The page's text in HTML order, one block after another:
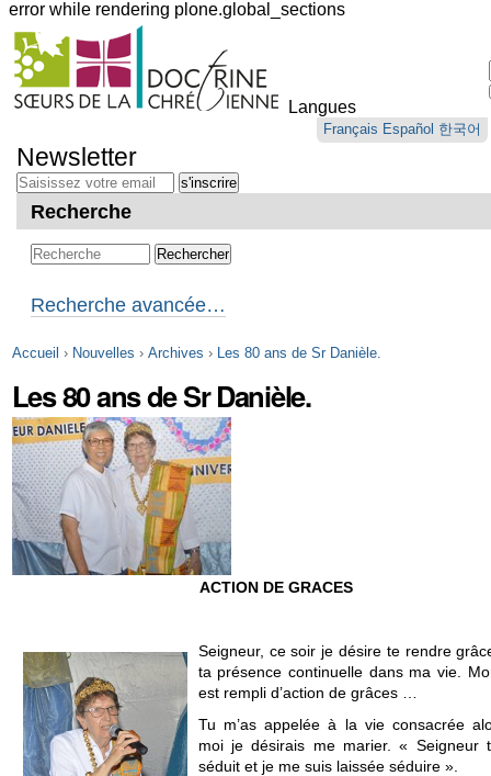
error while rendering plone.global_sections
Outils
personnels
Langues
Français Español 한국어
au
contenu.
Aller
navigation
Newsletter
Recherche
Recherche avancée…
Accueil › Nouvelles › Archives › Les 80 ans de Sr Danièle.
Les 80 ans de Sr Danièle.
ACTION DE GRACES
Seigneur, ce soir je désire te rendre
ta présence continuelle dans ma vie.
est rempli d’action de grâces …
Tu m’as appelée à la vie consacrée
moi je désirais me marier. « Seigneur
séduit et je me suis laissée séduire ».